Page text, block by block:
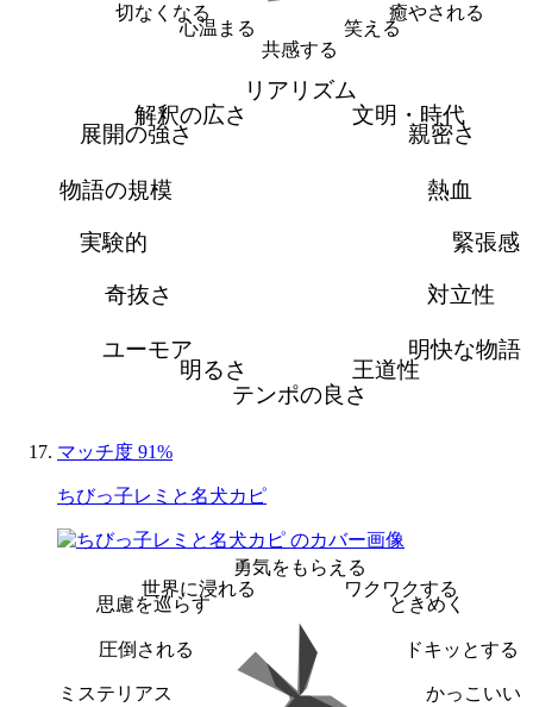
癒やされる
笑える
共感する
心温まる
切なくなる
リアリズム
文明・時代
親密さ
熱血
緊張感
対立性
明快な物語
王道性
テンポの良さ
明るさ
ユーモア
奇抜さ
実験的
物語の規模
展開の強さ
解釈の広さ
マッチ度 91%
ちびっ子レミと名犬カピ
勇気をもらえる
ワクワクする
ときめく
ドキッとする
かっこいい
ミステリアス
圧倒される
思慮を巡らす
世界に浸れる